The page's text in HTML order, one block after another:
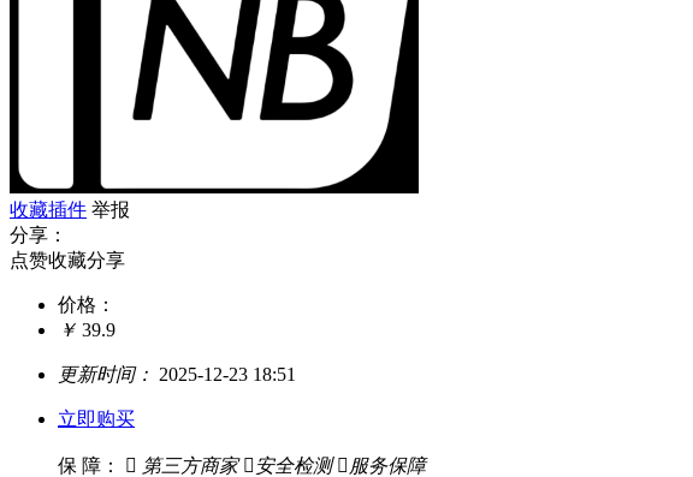
收藏插件 举报
分享：
点赞收藏分享
价格：
￥ 39.9
更新时间： 2025-12-23 18:51
立即购买
保 障：  第三方商家  安全检测  服务保障